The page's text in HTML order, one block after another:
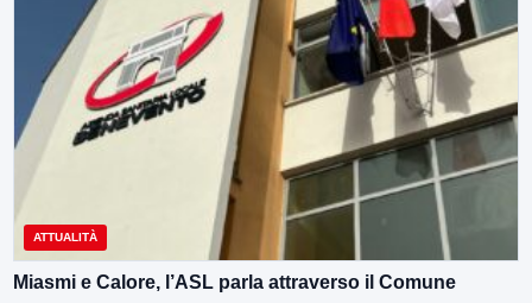
ATTUALITÀ
Miasmi e Calore, l’ASL parla attraverso il Comune